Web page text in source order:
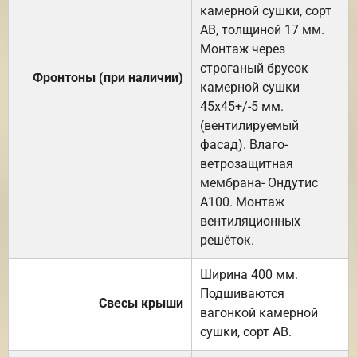
Фронтоны (при наличии)
камерной сушки, сорт
АВ, толщиной 17 мм.
Монтаж через
строганый брусок
камерной сушки
45х45+/-5 мм.
(вентилируемый
фасад). Влаго-
ветрозащитная
мембрана- Ондутис
А100. Монтаж
вентиляционных
решёток.
Свесы крыши
Ширина 400 мм.
Подшиваются
вагонкой камерной
сушки, сорт АВ.